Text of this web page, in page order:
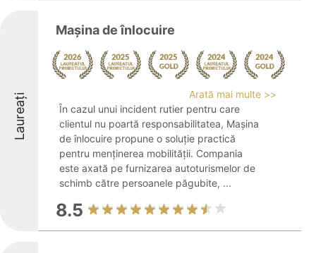
Laureați
Mașina de înlocuire
Arată mai multe >>
În cazul unui incident rutier pentru care
clientul nu poartă responsabilitatea, Mașina
de înlocuire propune o soluție practică
pentru menținerea mobilității. Compania
este axată pe furnizarea autoturismelor de
schimb către persoanele păgubite, ...
8.5